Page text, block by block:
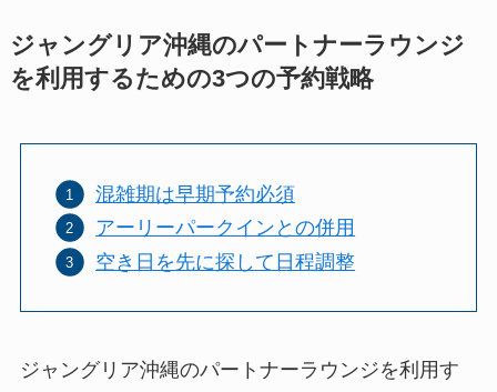
ジャングリア沖縄のパートナーラウンジ
を利用するための3つの予約戦略
混雑期は早期予約必須
アーリーパークインとの併用
空き日を先に探して日程調整
ジャングリア沖縄のパートナーラウンジを利用す